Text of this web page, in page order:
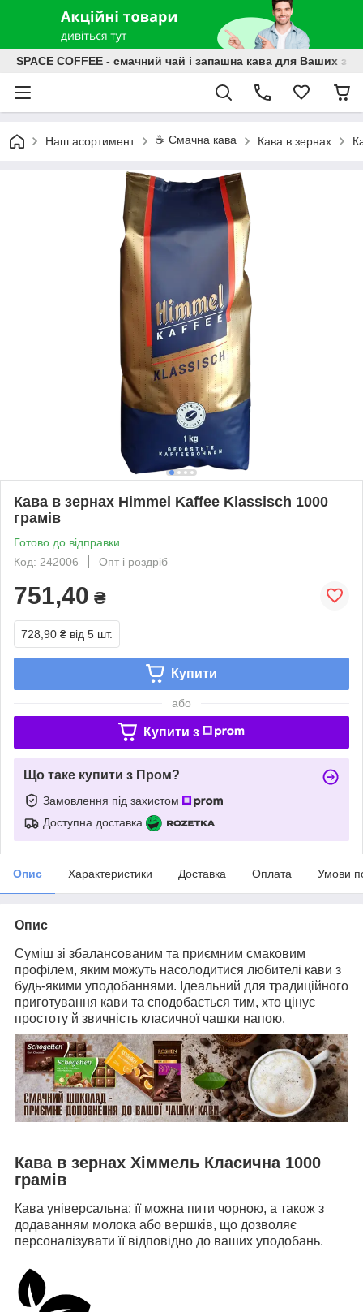
SPACE COFFEE - смачний чай і запашна кава для Ваших
Наш асортимент ☕️ Смачна кава Кава в зернах
Кава в зернах Himmel Kaffee Klassisch 1000
грамів
Готово до відправки
Код: 242006
Опт і роздріб
751,40 ₴
728,90 ₴ від 5 шт.
Купити
або
Купити з
Що таке купити з Пром?
Замовлення під захистом
Доступна доставка
Опис Характеристики Доставка Оплата Умови
Опис
Суміш зі збалансованим та приємним смаковим
профілем, яким можуть насолодитися любителі кави з
будь-якими уподобаннями. Ідеальний для традиційного
приготування кави та сподобається тим, хто цінує
простоту й звичність класичної чашки напою.
Кава в зернах Хіммель Класична 1000
грамів
Кава універсальна: її можна пити чорною, а також з
додаванням молока або вершків, що дозволяє
персоналізувати її відповідно до ваших уподобань.